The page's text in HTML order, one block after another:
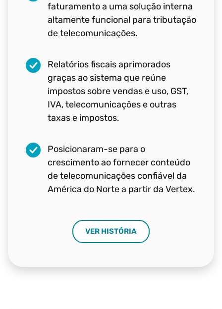
faturamento a uma solução interna
altamente funcional para tributação
de telecomunicações.
Relatórios fiscais aprimorados
graças ao sistema que reúne
impostos sobre vendas e uso, GST,
IVA, telecomunicações e outras
taxas e impostos.
Posicionaram-se para o
crescimento ao fornecer conteúdo
de telecomunicações confiável da
América do Norte a partir da Vertex.
VER HISTÓRIA